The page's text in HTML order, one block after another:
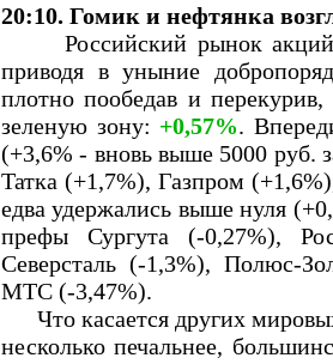
20:10. Гомик и нефтянка
Российский рынок акций в
приводя в уныние
плотно пообедав и
зеленую зону: +0,57%.
(+3,6% - вновь выше 5000
Татка (+1,7%), Газпром
едва удержались выше нуля
префы Сургута (-0,27%),
Северсталь (-1,3%), Полюс-
МТС (-3,47%).
Что касается других
несколько печальнее,